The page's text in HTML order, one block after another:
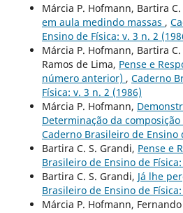
Márcia P. Hofmann, Bartira
em aula medindo massas ,
Ensino de Física: v. 3 n. 2
Márcia P. Hofmann, Bartira
Ramos de Lima, Pense e
número anterior) , Caderno
Física: v. 3 n. 2 (1986)
Márcia P. Hofmann,
Determinação da
Caderno Brasileiro de Ensino
Bartira C. S. Grandi, Pense e
Brasileiro de Ensino de
Bartira C. S. Grandi, Já lhe
Brasileiro de Ensino de
Márcia P. Hofmann,